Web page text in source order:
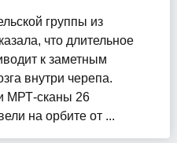
группы из
что длительное
к заметным
внутри черепа.
МРТ-сканы 26
на орбите от ...